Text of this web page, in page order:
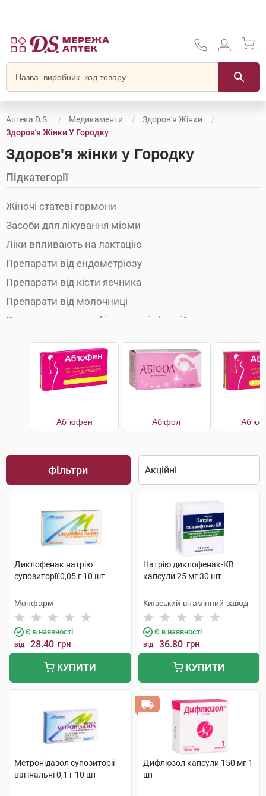
Аптека D.S. Медикаменти
Здоров'я Жінки
Здоров'я Жінки У Городку
Здоров'я жінки у Городку
Підкатегорії
Жіночі статеві гормони
Засоби для лікування міоми
Ліки впливають на лактацію
Препарати від ендометріозу
Препарати від кісти яєчника
Препарати від молочниці
Препарати для профілактики інфекцій
Препарати при вагінальних інфекціях
Препарати при запаленні яєчників
Препарати при клімаксі
Аб`юфен Абіфол
Фільтри
Диклофенак натрію
супозиторії 0,05 г 10 шт
Монфарм
Є в наявності
від 28.40 грн
КУПИТИ
Натрію диклофенак-КВ
капсули 25 мг 30 шт
Київський вітамінний завод
Є в наявності
від 36.80 грн
КУПИТИ
Метронідазол супозиторії
вагінальні 0,1 г 10 шт
Дифлюзол капсули 150 мг 1
шт